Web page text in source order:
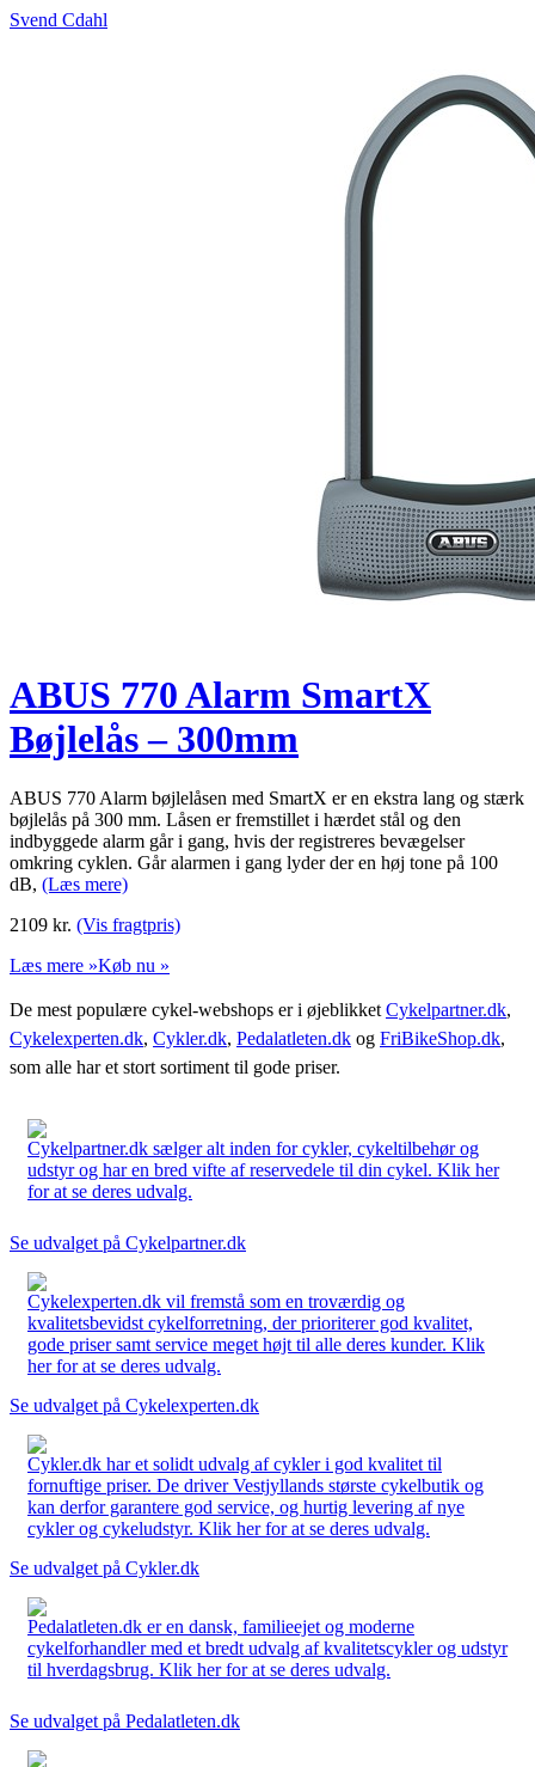
Svend Cdahl
ABUS 770 Alarm SmartX
Bøjlelås – 300mm
ABUS 770 Alarm bøjlelåsen med SmartX er en ekstra lang og stærk
bøjlelås på 300 mm. Låsen er fremstillet i hærdet stål og den
indbyggede alarm går i gang, hvis der registreres bevægelser
omkring cyklen. Går alarmen i gang lyder der en høj tone på 100
dB, (Læs mere)
2109 kr. (Vis fragtpris)
Læs mere »Køb nu »
De mest populære cykel-webshops er i øjeblikket Cykelpartner.dk,
Cykelexperten.dk, Cykler.dk, Pedalatleten.dk og FriBikeShop.dk,
som alle har et stort sortiment til gode priser.
Cykelpartner.dk sælger alt inden for cykler, cykeltilbehør og
udstyr og har en bred vifte af reservedele til din cykel. Klik her
for at se deres udvalg.
Se udvalget på Cykelpartner.dk
Cykelexperten.dk vil fremstå som en troværdig og
kvalitetsbevidst cykelforretning, der prioriterer god kvalitet,
gode priser samt service meget højt til alle deres kunder. Klik
her for at se deres udvalg.
Se udvalget på Cykelexperten.dk
Cykler.dk har et solidt udvalg af cykler i god kvalitet til
fornuftige priser. De driver Vestjyllands største cykelbutik og
kan derfor garantere god service, og hurtig levering af nye
cykler og cykeludstyr. Klik her for at se deres udvalg.
Se udvalget på Cykler.dk
Pedalatleten.dk er en dansk, familieejet og moderne
cykelforhandler med et bredt udvalg af kvalitetscykler og udstyr
til hverdagsbrug. Klik her for at se deres udvalg.
Se udvalget på Pedalatleten.dk